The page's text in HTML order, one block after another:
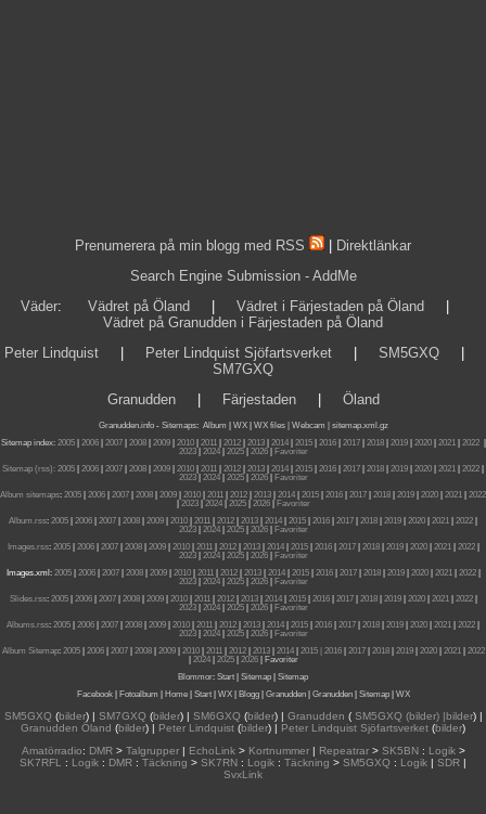
Prenumerera på min blogg med RSS
Direktlänkar
Search Engine Submission - AddMe
Väder: Vädret på Öland Vädret i Färjestaden på Öland
Vädret på Granudden i Färjestaden på Öland
Peter Lindquist
Peter Lindquist Sjöfartsverket SM5GXQ
SM7GXQ
Granudden| Färjestaden| Öland
Granudden.info- Sitemaps: Album WX WX files | Webcam |
sitemap.xml.gz
Sitemap index: 2005| 2006| 2007| 2008| 2009| 2010| 2011| 2012| 2013| 2014| 2015| 2016| 2017| 2018| 2019| 2020| 2021| 2022|
2023| 2024| 2025| 2026|
Favoriter
Sitemap (rss): 2005 2006 2007 2008 2009 2010 2011 2012 2013 2014 2015 2016 2017 2018 2019 2020 2021 2022
2023| 2024| 2025| 2026|
Favoriter
Album sitemaps: 2005 2006 2007 2008 2009 2010 2011 2012 2013 2014 2015 2016 2017 2018 2019 2020 2021
2022
2023| 2024| 2025| 2026|
Favoriter
Album.rss: 2005 2006 2007 2008 2009 2010 2011 2012 2013 2014 2015 2016 2017 2018 2019 2020 2021 2022
2023| 2024| 2025| 2026|
Favoriter
Images.rss: 2005| 2006| 2007| 2008| 2009| 2010| 2011| 2012| 2013| 2014| 2015| 2016| 2017| 2018| 2019| 2020| 2021| 2022|
2023| 2024| 2025| 2026|
Favoriter
Images.xml: 2005| 2006| 2007| 2008| 2009| 2010| 2011| 2012| 2013| 2014| 2015| 2016| 2017| 2018| 2019| 2020| 2021| 2022|
2023| 2024| 2025| 2026|
Favoriter
Slides.rss: 2005| 2006| 2007| 2008| 2009| 2010| 2011| 2012| 2013| 2014| 2015| 2016| 2017| 2018| 2019| 2020| 2021| 2022|
2023| 2024| 2025| 2026|
Favoriter
Albums.rss: 2005 2006 2007 2008 2009 2010 2011 2012 2013 2014 2015 2016 2017 2018 2019 2020 2021 2022
2023| 2024| 2025| 2026|
Favoriter
Album Sitemap: 2005| 2006| 2007| 2008| 2009| 2010| 2011| 2012| 2013| 2014| 2015 | 2016| 2017| 2018| 2019| 2020| 2021| 2022
2024| 2025| 2026|
Favoriter
Blommor: Start Sitemap
Sitemap
Facebook| Fotoalbum Home| Start| WX| Blogg| Granudden| Granudden| Sitemap| WX
SM5GXQ(bilder) | SM7GXQ(bilder) | SM6GXQ(bilder) | Granudden (SM5GXQ (bilder) |bilder) |
Granudden Öland (bilder) | Peter Lindquist (bilder) | Peter Lindquist Sjöfartsverket (bilder)
Amatörradio: DMR> Talgrupper| EchoLink> Kortnummer| Repeatrar> SK5BN: Logik>
SK7RFL
: Logik : DMR : Täckning > SK7RN : Logik : Täckning > SM5GXQ : Logik | SDR |
SvxLink